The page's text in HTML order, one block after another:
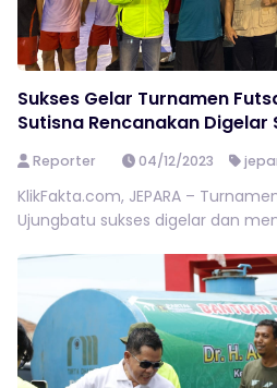
Sukses Gelar Turnamen
Sutisna Rencanakan Digelar
Reporter 04/12/2023
KlikFakta.com, JEPARA –
Ujungbatu sukses digelar dan